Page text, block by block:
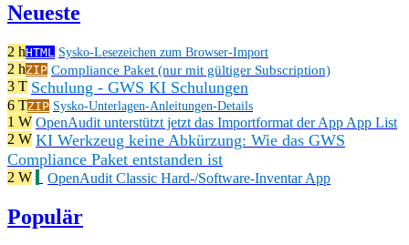
Neueste
2 hHTML Sysko-Lesezeichen zum Browser-Import
2 hZIP Compliance Paket (nur mit gültiger Subscription)
3 T Schulung - GWS KI Schulungen
6 TZIP Sysko-Unterlagen-Anleitungen-Details
1 W OpenAudit unterstützt jetzt das Importformat der App App List
2 W KI Werkzeug keine Abkürzung: Wie das GWS
Compliance Paket entstanden ist
2 W OpenAudit Classic Hard-/Software-Inventar App
Populär